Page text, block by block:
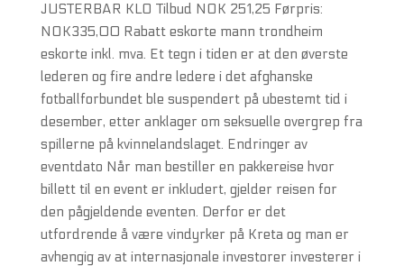
JUSTERBAR KLO Tilbud NOK 251,25 Førpris:
NOK335,00 Rabatt eskorte mann trondheim
eskorte inkl. mva. Et tegn i tiden er at den øverste
lederen og fire andre ledere i det afghanske
fotballforbundet ble suspendert på ubestemt tid i
desember, etter anklager om seksuelle overgrep fra
spillerne på kvinnelandslaget. Endringer av
eventdato Når man bestiller en pakkereise hvor
billett til en event er inkludert, gjelder reisen for
den pågjeldende eventen. Derfor er det
utfordrende å være vindyrker på Kreta og man er
avhengig av at internasjonale investorer investerer i